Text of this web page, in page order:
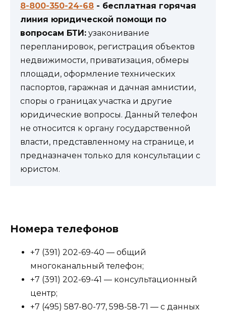
8-800-350-24-68 - бесплатная горячая
линия юридической помощи по
вопросам БТИ: узаконивание
перепланировок, регистрация объектов
недвижимости, приватизация, обмеры
площади, оформление технических
паспортов, гаражная и дачная амнистии,
споры о границах участка и другие
юридические вопросы. Данный телефон
не относится к органу государственной
власти, представленному на странице, и
предназначен только для консультации с
юристом.
Номера телефонов
+7 (391) 202-69-40 — общий
многоканальный телефон;
+7 (391) 202-69-41 — консультационный
центр;
+7 (495) 587-80-77, 598-58-71 — с данных